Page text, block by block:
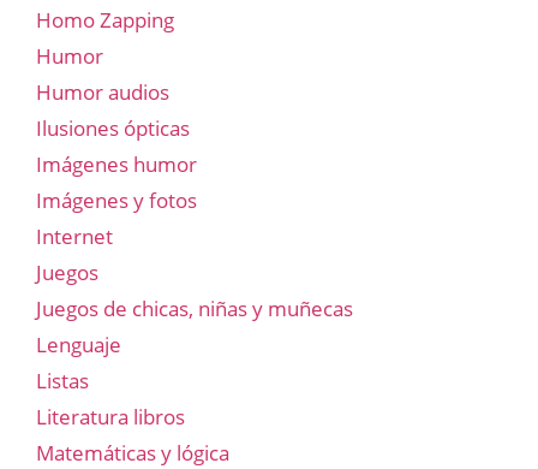
Homo Zapping
Humor
Humor audios
Ilusiones ópticas
Imágenes humor
Imágenes y fotos
Internet
Juegos
Juegos de chicas, niñas y muñecas
Lenguaje
Listas
Literatura libros
Matemáticas y lógica